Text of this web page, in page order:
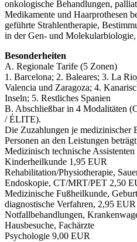
onkologische Behandlungen,
Medikamente und Haarprothesen
geführte Strahlentherapie,
in der Gen- und
Besonderheiten
A. Regionale Tarife (5 Zonen)
1. Barcelona; 2. Baleares; 3. La
Valencia und Zaragoza; 4.
Inseln; 5. Restliches Spanien
B. Abschließbar in 4 Modalitäten
/ ÉLITE).
Die Zuzahlungen je medizinischer
Personen an den Leistungen
Medizinisch technische
Kinderheilkunde 1,95 EUR
Rehabilitation/Physiotherapie,
Endoskopie, CT/MRT/PET 2,50
Medizinische Fußheilkunde,
diagnostische Verfahren, 2,95 EUR
Notfallbehandlungen,
Hausbesuche, Fachärzte
Psychologie 9,00 EUR